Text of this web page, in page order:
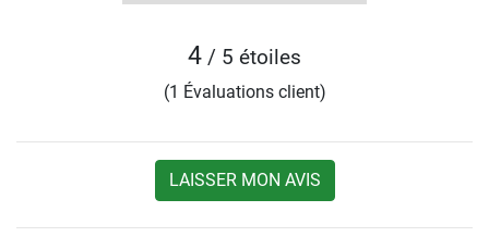
4 / 5 étoiles
(1 Évaluations client)
LAISSER MON AVIS